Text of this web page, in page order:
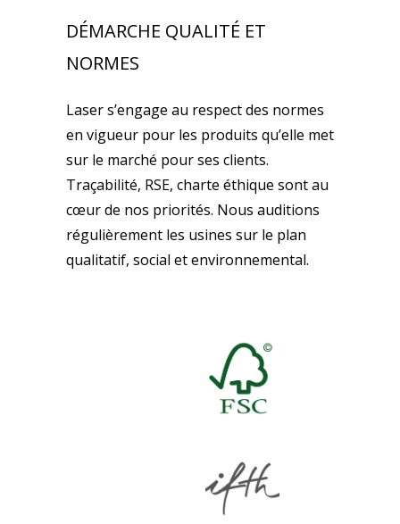
DÉMARCHE QUALITÉ ET
NORMES
Laser s’engage au respect des normes
en vigueur pour les produits qu’elle met
sur le marché pour ses clients.
Traçabilité, RSE, charte éthique sont au
cœur de nos priorités. Nous auditions
régulièrement les usines sur le plan
qualitatif, social et environnemental.